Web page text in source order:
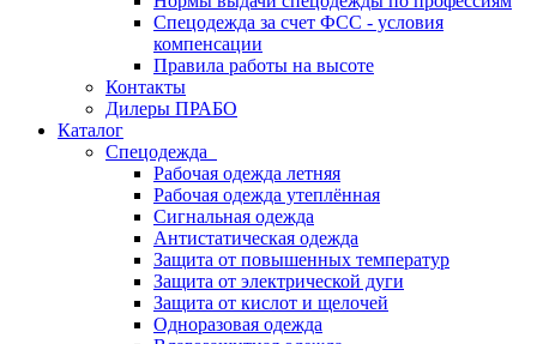
Спецодежда за счет ФСС - условия
компенсации
Правила работы на высоте
Контакты
Дилеры ПРАБО
Каталог
Спецодежда
Рабочая одежда летняя
Рабочая одежда утеплённая
Сигнальная одежда
Антистатическая одежда
Защита от повышенных температур
Защита от электрической дуги
Защита от кислот и щелочей
Одноразовая одежда